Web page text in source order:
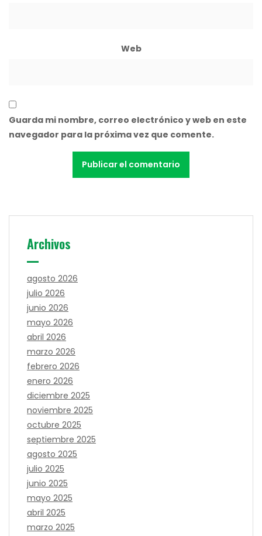
Web
Guarda mi nombre, correo electrónico y web en este
navegador para la próxima vez que comente.
Archivos
agosto 2026
julio 2026
junio 2026
mayo 2026
abril 2026
marzo 2026
febrero 2026
enero 2026
diciembre 2025
noviembre 2025
octubre 2025
septiembre 2025
agosto 2025
julio 2025
junio 2025
mayo 2025
abril 2025
marzo 2025